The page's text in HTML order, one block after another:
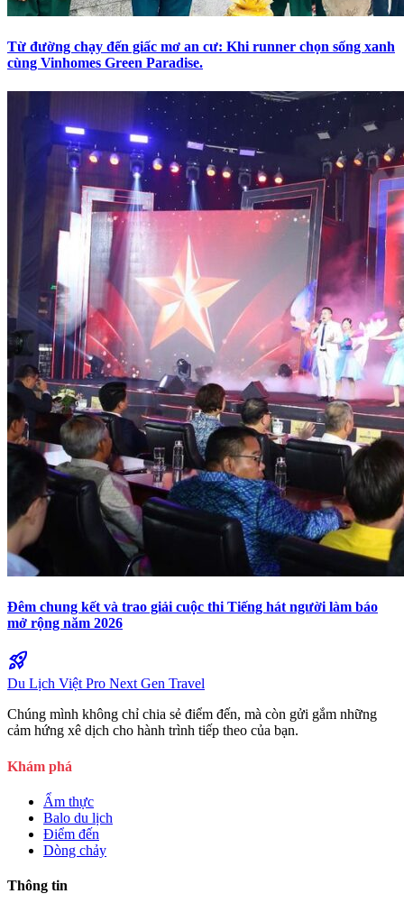
Từ đường chạy đến giấc mơ an cư: Khi runner chọn sống xanh
cùng Vinhomes Green Paradise.
Đêm chung kết và trao giải cuộc thi Tiếng hát người làm báo
mở rộng năm 2026
rocket_launch
Du Lịch Việt Pro Next Gen Travel
Chúng mình không chỉ chia sẻ điểm đến, mà còn gửi gắm những
cảm hứng xê dịch cho hành trình tiếp theo của bạn.
Khám phá
Ẩm thực
Balo du lịch
Điểm đến
Dòng chảy
Thông tin